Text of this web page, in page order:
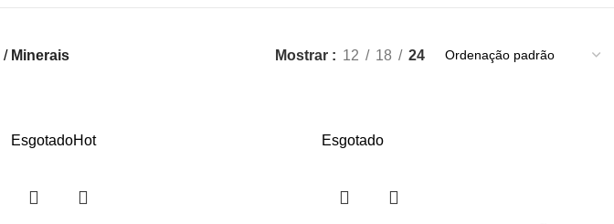
Minerais Mostrar 12 18 24
EsgotadoHot Esgotado